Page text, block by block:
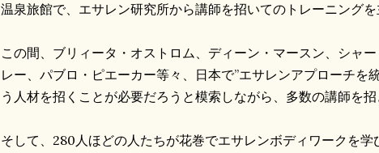
温泉旅館で、エサレン研究所から講師を招いてのトレーニングを
この間、ブリィータ・オストロム、ディーン・マースン、シャ
レー、パブロ・ピエーカー等々、日本で”エサレンアプローチを
う人材を招くことが必要だろうと模索しながら、多数の講師を招
そして、280人ほどの人たちが花巻でエサレンボディワークを学